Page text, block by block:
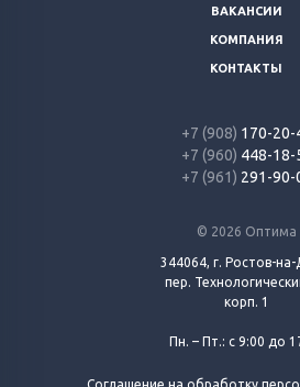
© 2026 Оптима
344064, г. Ростов-на-
пер.
корп. 1
Пн. – Пт.: с 9:00 до
ВАКАНСИИ
КОМПАНИЯ
КОНТАКТЫ
+7 (908) 170-20-
+7 (960) 448-18-
+7 (961) 291-90-
Соглашение на обработку